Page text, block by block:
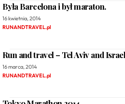
Była Barcelona i był maraton.
16 kwietnia, 2014
RUNANDTRAVEL.pl
Run and travel – Tel Aviv and Israel
16 marca, 2014
RUNANDTRAVEL.pl